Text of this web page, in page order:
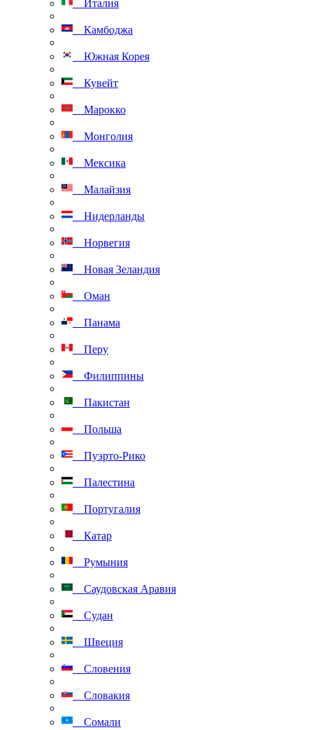
Италия
Камбоджа
Южная Корея
Кувейт
Марокко
Монголия
Мексика
Малайзия
Нидерланды
Норвегия
Новая Зеландия
Оман
Панама
Перу
Филиппины
Пакистан
Польша
Пуэрто-Рико
Палестина
Португалия
Катар
Румыния
Саудовская Аравия
Судан
Швеция
Словения
Словакия
Сомали